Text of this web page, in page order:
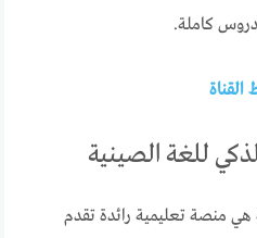
كاملة.
القناة
للغة الصينية
هي منصة تعليمية رائدة تقدم